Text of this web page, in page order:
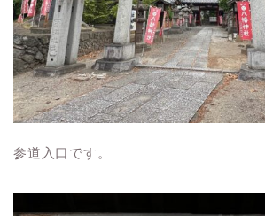
参道入口です。